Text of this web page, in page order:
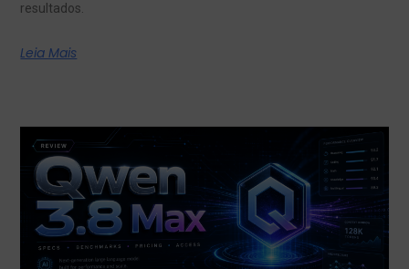
resultados.
Leia Mais